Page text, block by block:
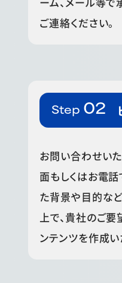
ご連絡ください。
お問い合わせい
面もしくはお電
た背景や目的な
上で、貴社のご
ンテンツを作成い